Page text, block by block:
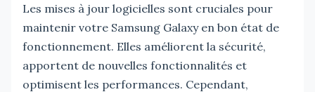
Les mises à jour logicielles sont cruciales pour
maintenir votre Samsung Galaxy en bon état de
fonctionnement. Elles améliorent la sécurité,
apportent de nouvelles fonctionnalités et
optimisent les performances. Cependant,